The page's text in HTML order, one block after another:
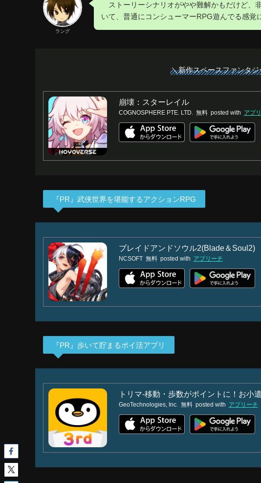
ラング
ストーリーシナリオがやや難解かもだけど、
いて、普通にコンシューマーRPG遊んでる感覚
＼新作スペースファンタ
崩壊：スターレイル
COGNOSPHERE PTE. LTD. 無料 posted with アプ
『PR』武侠世界を堪能するアクションRPG
ブレイドアンドソウル2(Blade＆Soul2)
NCSOFT 無料 posted with アプリーチ
『PR』歩いて貯まるポイ活アプリ
トリマ-移動・歩数がポイントに！お小
GeoTechnologies, Inc. 無料 posted with アプリーチ